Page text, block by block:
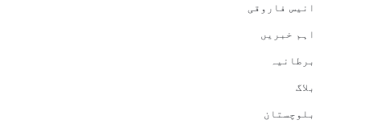
انیس فاروقی
اہم خبریں
برطانیہ
بلاگ
بلوچستان